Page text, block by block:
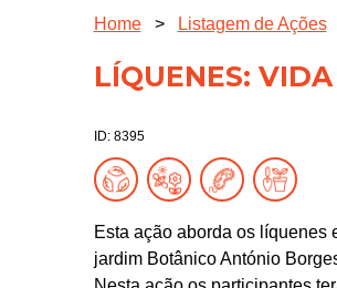
Home > Listagem de Ações
LÍQUENES:
ID: 8395
Esta ação aborda os líquenes
jardim Botânico António